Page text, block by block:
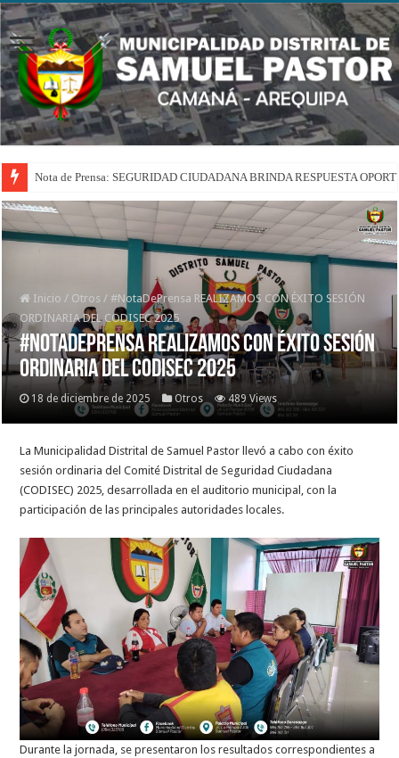
Nota de Prensa: SEGURIDAD CIUDADANA BRINDA RESPUESTA
Inicio / Otros / #NotaDePrensa REALIZAMOS CON ÉXITO SESIÓN
ORDINARIA DEL CODISEC 2025
#NotaDePrensa REALIZAMOS CON ÉXITO SESIÓN
ORDINARIA DEL CODISEC 2025
18 de diciembre de 2025 Otros 489 Views
LaMunicipalidad Distrital de Samuel Pastor llevó a cabo con éxito
sesión ordinaria del Comité Distrital de Seguridad Ciudadana
(CODISEC) 2025, desarrollada en el auditorio municipal, con la
participación de las principales autoridades locales.
Durante la jornada, se presentaron los resultados correspondientes a